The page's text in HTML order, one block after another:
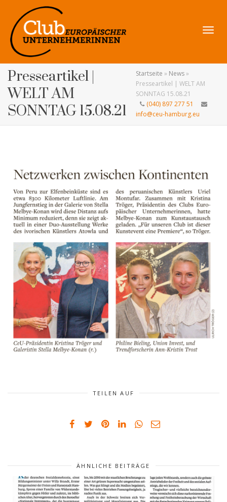
Presseartikel |
WELT AM
SONNTAG 15.08.21
Startseite » News»
Presseartikel | WELT AM
SONNTAG 15.08.21
(040) 897 277 51
info@ceu-hamburg.eu
TEILEN AUF
ÄHNLICHE BEITRÄGE